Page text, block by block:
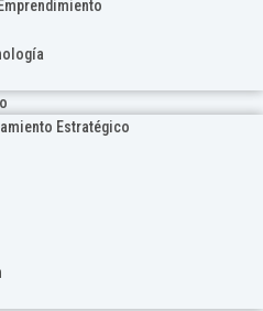
Estratégico